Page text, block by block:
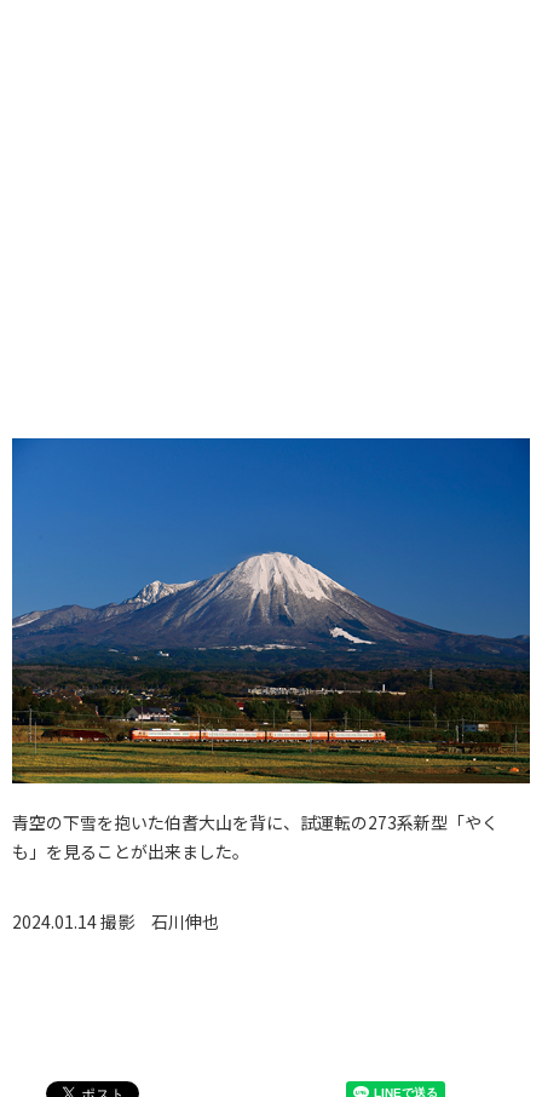
青空の下雪を抱いた伯耆大山を背に、試運転の273系新型「やく
も」を見ることが出来ました。
2024.01.14 撮影 石川伸也